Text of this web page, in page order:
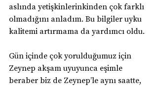
aslında yetişkinlerinkinden çok farklı
olmadığını anladım. Bu bilgiler uyku
kalitemi artırmama da yardımcı oldu.
Gün içinde çok yorulduğumuz için
Zeynep akşam uyuyunca eşimle
beraber biz de Zeynep’le aynı saatte,